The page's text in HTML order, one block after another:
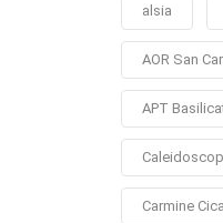
alsia
AOR San
APT
Carmine